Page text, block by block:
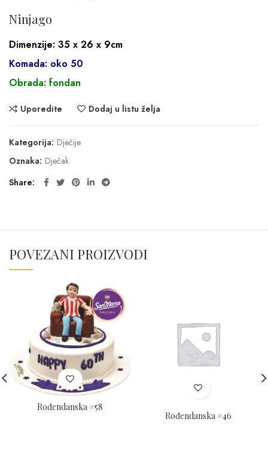
Ninjago
Dimenzije: 35 x 26 x 9cm
Komada: oko 50
Obrada: fondan
Uporedite Dodaj u listu želja
Kategorija: Dječije
Oznaka: Dječak
Share
POVEZANI PROIZVODI
Rođendanska #58
Rođendanska #46